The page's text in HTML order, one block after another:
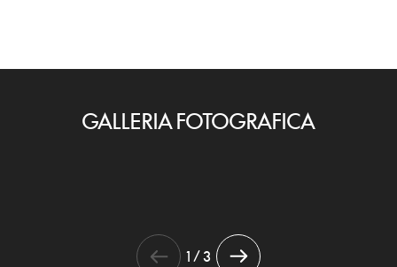
GALLERIA FOTOGRAFICA
1 / 3